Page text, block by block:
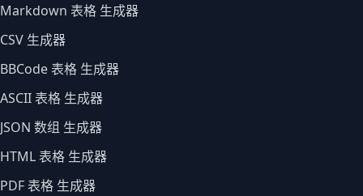
Markdown 表格 生成器
CSV 生成器
BBCode 表格 生成器
ASCII 表格 生成器
JSON 数组 生成器
HTML 表格 生成器
PDF 表格 生成器